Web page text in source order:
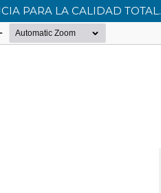
PARA LA CALIDAD TOTAL.